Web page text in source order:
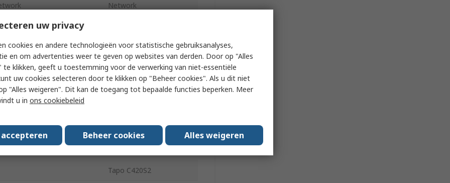
Network
2560 x 1440 pixel
0.333in
Yes
Tapo C420S2
uw privacy
cookies en andere technologieën voor statistische gebruiksanalyses,
en om advertenties weer te geven op websites van derden. Door op "Alles
te klikken, geeft u toestemming voor de verwerking van niet-essentiële
uw cookies selecteren door te klikken op "Beheer cookies". Als u dit niet
"Alles weigeren". Dit kan de toegang tot bepaalde functies beperken. Meer
u in ons cookiebeleid
Beheer cookies Alles weigeren